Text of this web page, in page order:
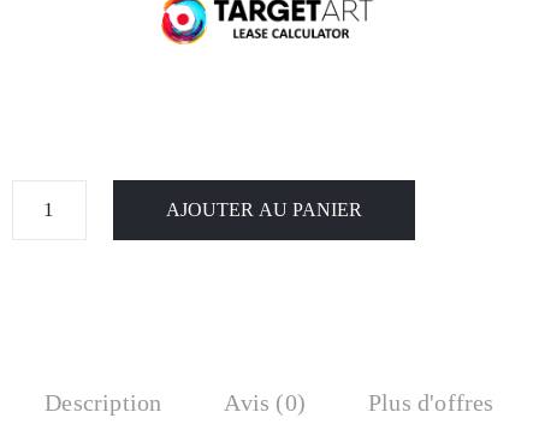
AJOUTER AU PANIER
Description Avis (0) Plus d'offres